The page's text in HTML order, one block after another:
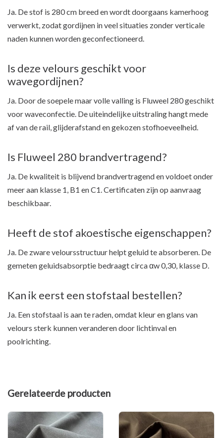
Ja. De stof is 280 cm breed en wordt doorgaans kamerhoog
verwerkt, zodat gordijnen in veel situaties zonder verticale
naden kunnen worden geconfectioneerd.
Is deze velours geschikt voor
wavegordijnen?
Ja. Door de soepele maar volle valling is Fluweel 280 geschikt
voor waveconfectie. De uiteindelijke uitstraling hangt mede
af van de rail, glijderafstand en gekozen stofhoeveelheid.
Is Fluweel 280 brandvertragend?
Ja. De kwaliteit is blijvend brandvertragend en voldoet onder
meer aan klasse 1, B1 en C1. Certificaten zijn op aanvraag
beschikbaar.
Heeft de stof akoestische eigenschappen?
Ja. De zware veloursstructuur helpt geluid te absorberen. De
gemeten geluidsabsorptie bedraagt circa αw 0,30, klasse D.
Kan ik eerst een stofstaal bestellen?
Ja. Een stofstaal is aan te raden, omdat kleur en glans van
velours sterk kunnen veranderen door lichtinval en
poolrichting.
Gerelateerde producten